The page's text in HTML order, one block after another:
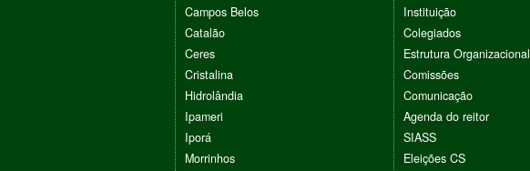
Campos Belos
Catalão
Ceres
Cristalina
Hidrolândia
Ipameri
Iporá
Morrinhos
Instituição
Colegiados
Estrutura Organizacional
Comissões
Comunicação
Agenda do reitor
SIASS
Eleições CS